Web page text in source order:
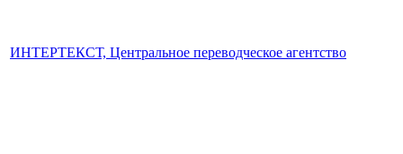
ИНТЕРТЕКСТ, Центральное переводческое агентство